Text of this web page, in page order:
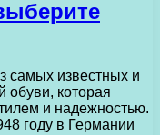
самых известных и
обуви, которая
и надежностью.
году в Германии